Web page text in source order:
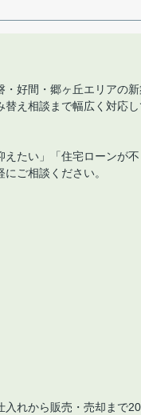
・好間・郷ヶ丘エリアの
替え相談まで幅広く対応
えたい」「住宅ローンが不
ご相談ください。
入れから販売・売却まで20